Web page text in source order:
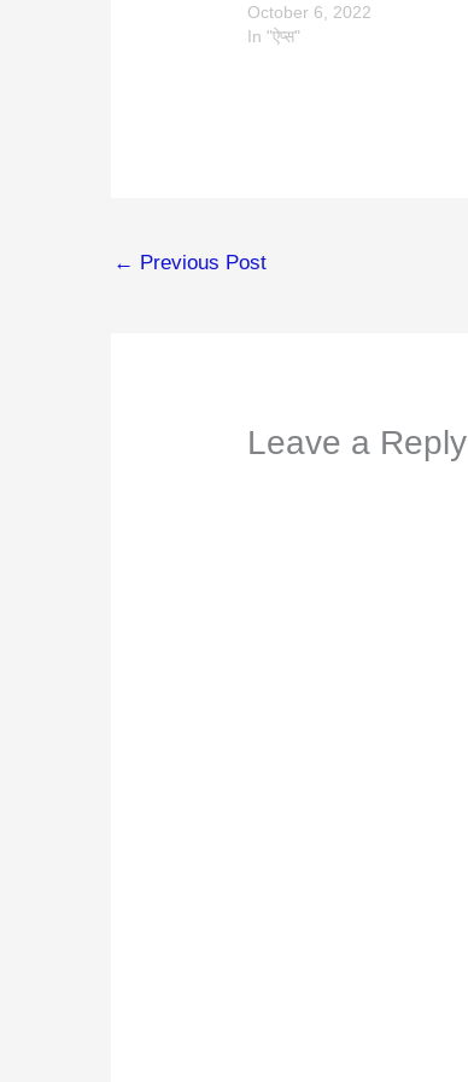
October 6, 2022
In "ऐप्स"
← Previous Post
Leave a Reply